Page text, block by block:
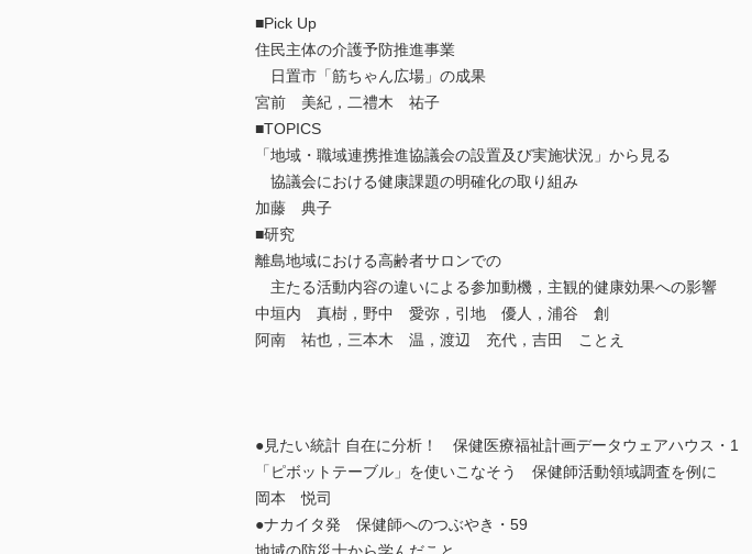
■Pick Up
住民主体の介護予防推進事業
日置市「筋ちゃん広場」の成果
宮前 美紀，二禮木 祐子
■TOPICS
「地域・職域連携推進協議会の設置及び実施状況」から見る
協議会における健康課題の明確化の取り組み
加藤 典子
■研究
離島地域における高齢者サロンでの
主たる活動内容の違いによる参加動機，主観的健康効果への影響
中垣内 真樹，野中 愛弥，引地 優人，浦谷 創
阿南 祐也，三本木 温，渡辺 充代，吉田 ことえ
●見たい統計 自在に分析！ 保健医療福祉計画データウェアハウス・1
「ピボットテーブル」を使いこなそう 保健師活動領域調査を例に
岡本 悦司
●ナカイタ発 保健師へのつぶやき・59